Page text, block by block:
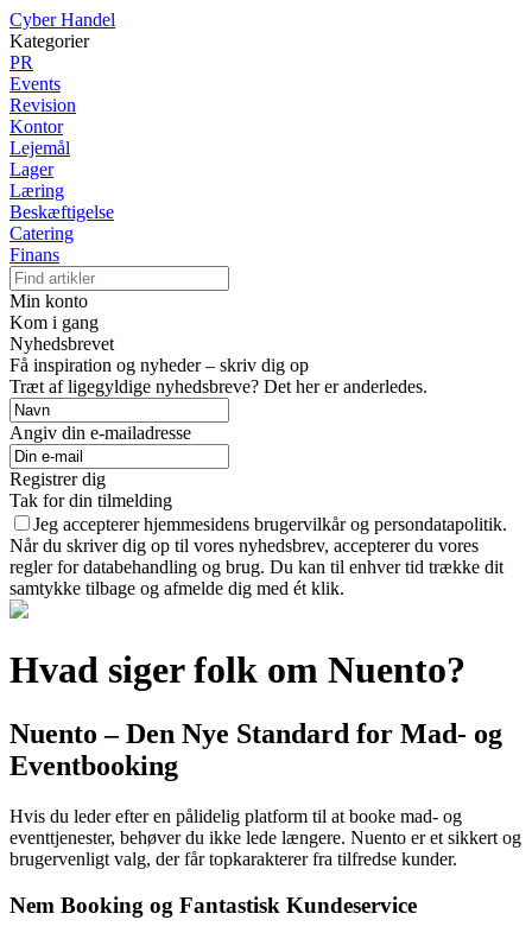
Cyber Handel
Kategorier
PR
Events
Revision
Kontor
Lejemål
Lager
Læring
Beskæftigelse
Catering
Finans
Min konto
Kom i gang
Nyhedsbrevet
Få inspiration og nyheder – skriv dig op
Træt af ligegyldige nyhedsbreve? Det her er anderledes.
Angiv din e-mailadresse
Registrer dig
Tak for din tilmelding
Jeg accepterer hjemmesidens brugervilkår og persondatapolitik.
Når du skriver dig op til vores nyhedsbrev, accepterer du vores
regler for databehandling og brug. Du kan til enhver tid trække dit
samtykke tilbage og afmelde dig med ét klik.
Hvad siger folk om Nuento?
Nuento – Den Nye Standard for Mad- og
Eventbooking
Hvis du leder efter en pålidelig platform til at booke mad- og
eventtjenester, behøver du ikke lede længere. Nuento er et sikkert og
brugervenligt valg, der får topkarakterer fra tilfredse kunder.
Nem Booking og Fantastisk Kundeservice